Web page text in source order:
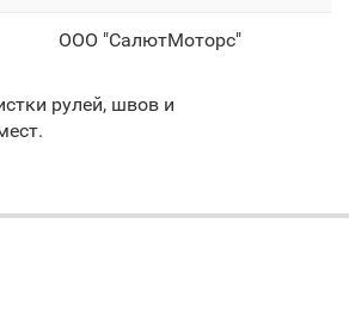
OOO "СалютМоторс"
рулей, швов и